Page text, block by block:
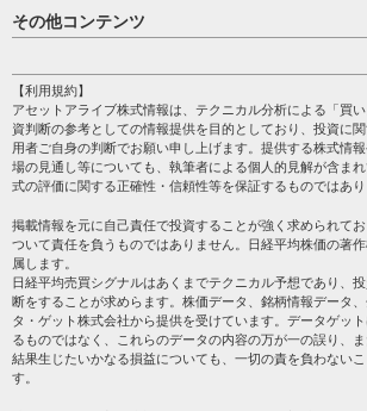
日経平均
売買シグナル
注目銘柄
株テーマ情報
海外市況
投資カレンダー
格付け情報
その他コンテンツ
個人情報保護方針
プライバシーポリシー
会社案内
サイトマップ
過去データ
【利用規約】
アセットアライブ株式情報は、テクニカル分析による「買
資判断の参考としての情報提供を目的としており、投資に
用者ご自身の判断でお願い申し上げます。提供する株式情
場の見通し等についても、執筆者による個人的見解が含ま
式の評価に関する正確性・信頼性等を保証するものではあり
掲載情報を元に自己責任で投資することが強く求められて
ついて責任を負うものではありません。日経平均株価の著
属します。
日経平均売買シグナルはあくまでテクニカル予想であり、
断をすることが求めらます。株価データ、銘柄情報データ
タ・ゲット株式会社から提供を受けています。データゲッ
るものではなく、これらのデータの内容の万が一の誤り、
結果生じたいかなる損益についても、一切の責を負わない
す。